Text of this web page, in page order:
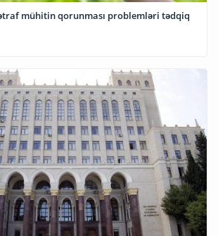
mühitin qorunması problemləri tədqiq